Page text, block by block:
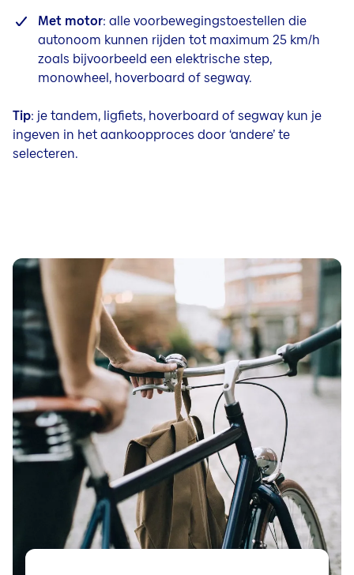
Met motor: alle voorbewegingstoestellen die
autonoom kunnen rijden tot maximum 25 km/h
zoals bijvoorbeeld een elektrische step,
monowheel, hoverboard of segway.
Tip: je tandem, ligfiets, hoverboard of segway kun je
ingeven in het aankoopproces door ‘andere’ te
selecteren.